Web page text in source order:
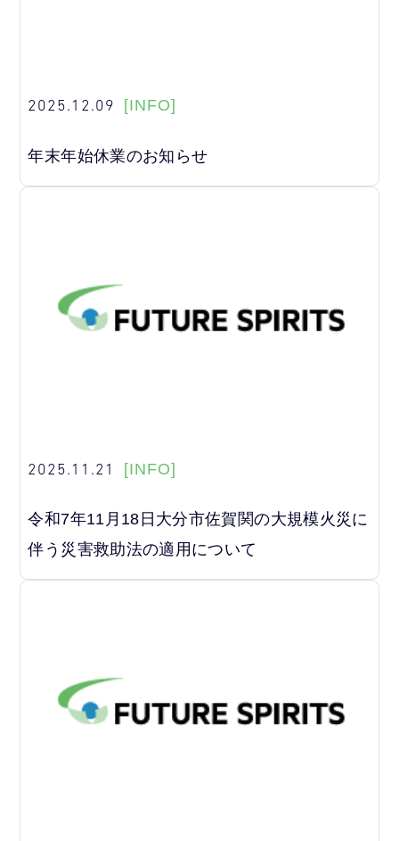
2025.12.09 [INFO]
年末年始休業のお知らせ
2025.11.21 [INFO]
令和7年11月18日大分市佐賀関の大規模火災に
伴う災害救助法の適用について